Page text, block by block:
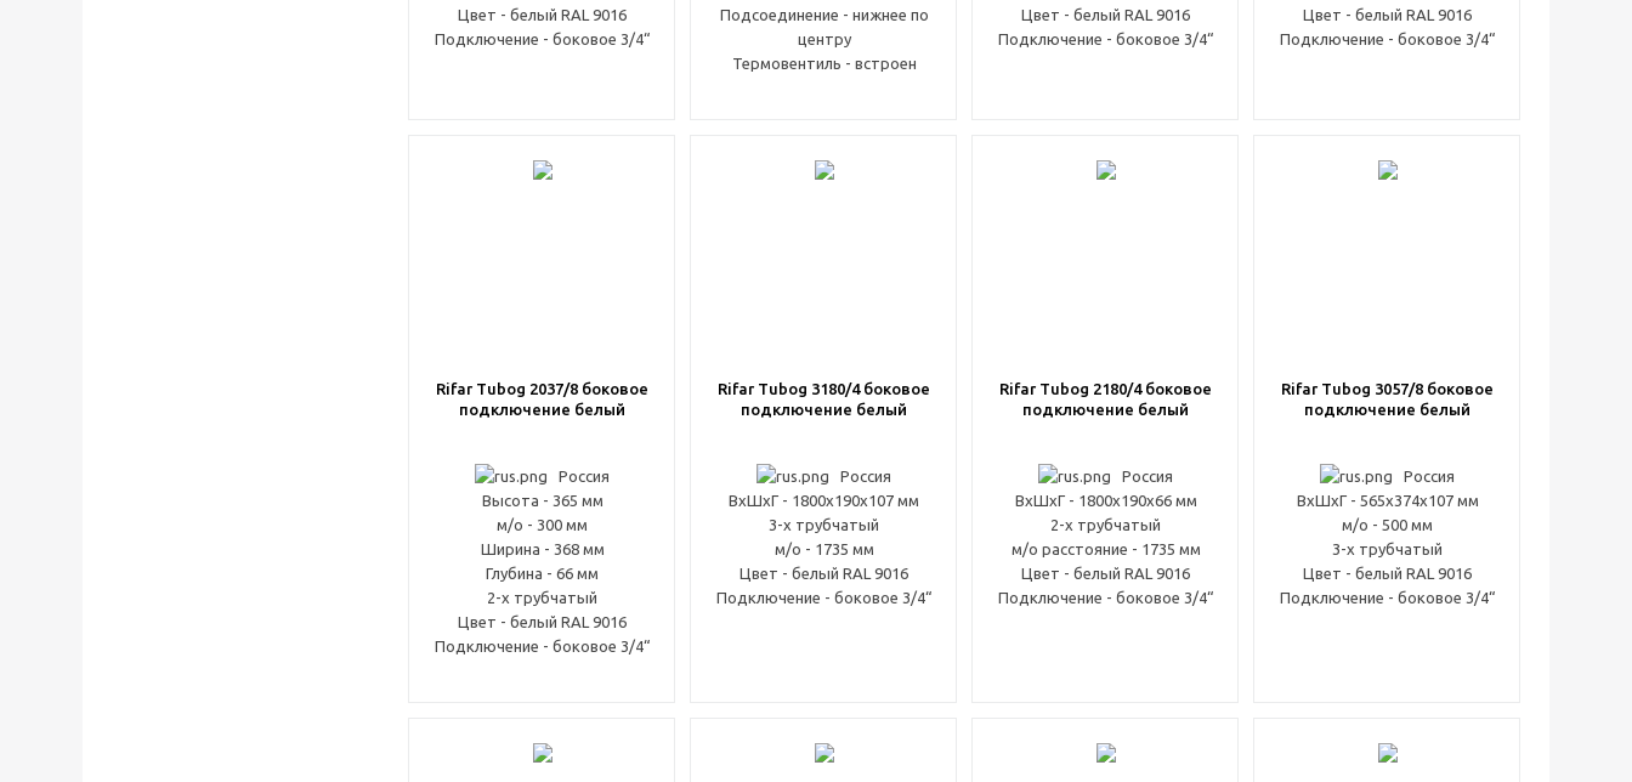
Цвет - белый RAL 9016
Подключение - боковое 3/4“
Подсоединение - нижнее по
центру
Термовентиль - встроен
Цвет - белый RAL 9016
Подключение - боковое 3/4“
Цвет - белый RAL 9016
Подключение - боковое 3/4“
Rifar Tubog 2037/8 боковое
подключение белый
Россия
Высота - 365 мм
м/о - 300 мм
Ширина - 368 мм
Глубина - 66 мм
2-х трубчатый
Цвет - белый RAL 9016
Подключение - боковое 3/4“
Rifar Tubog 3180/4 боковое
подключение белый
Россия
ВxШxГ - 1800x190x107 мм
3-х трубчатый
м/о - 1735 мм
Цвет - белый RAL 9016
Подключение - боковое 3/4“
Rifar Tubog 2180/4 боковое
подключение белый
Россия
ВxШxГ - 1800x190x66 мм
2-х трубчатый
м/о расстояние - 1735 мм
Цвет - белый RAL 9016
Подключение - боковое 3/4“
Rifar Tubog 3057/8 боковое
подключение белый
Россия
ВxШxГ - 565x374x107 мм
м/о - 500 мм
3-х трубчатый
Цвет - белый RAL 9016
Подключение - боковое 3/4“